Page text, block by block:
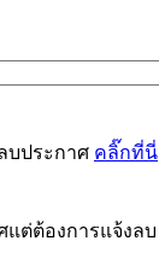
บประกาศ คลิ๊กที่นี่
แต่ต้องการแจ้งลบ